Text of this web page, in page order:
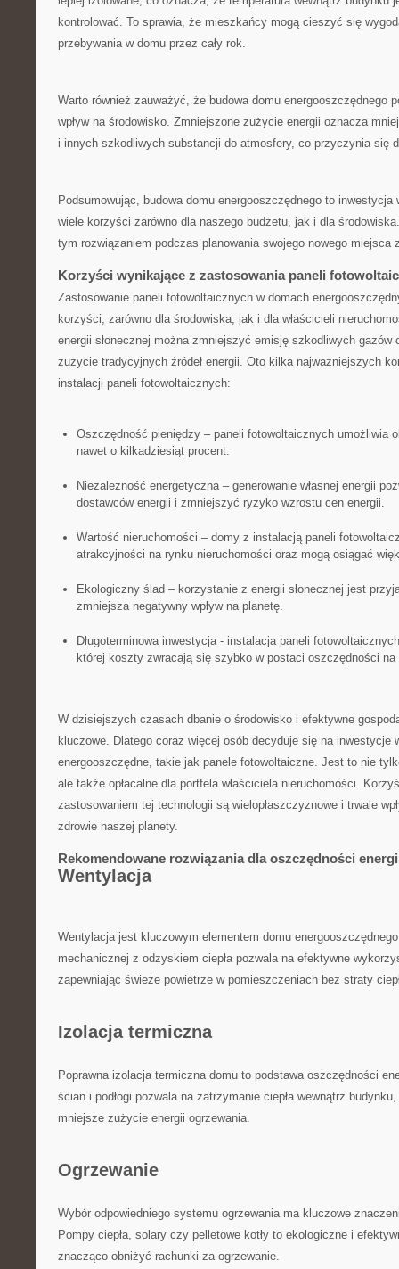
kontrolować. To‌ sprawia, że ⁣mieszkańcy mogą cieszyć się
przebywania w domu przez ⁢cały rok.
Warto również ‍zauważyć,​ że budowa domu energooszczędnego
wpływ na środowisko. Zmniejszone zużycie energii oznacza
i‍ innych szkodliwych substancji do atmosfery, co przyczynia się
Podsumowując, budowa domu energooszczędnego to inwestycja
wiele korzyści zarówno dla‍ naszego budżetu,⁣ jak i dla
tym rozwiązaniem⁤ podczas planowania swojego nowego miejsca
Korzyści wynikające z zastosowania⁣ paneli
Zastosowanie paneli fotowoltaicznych w domach‌
korzyści, zarówno dla‍ środowiska, jak⁤ i dla właścicieli
energii słonecznej można zmniejszyć emisję szkodliwych
zużycie tradycyjnych źródeł energii. Oto kilka najważniejszych
instalacji paneli fotowoltaicznych:
Oszczędność‌ pieniędzy – paneli fotowoltaicznych umożliwia
nawet o kilkadziesiąt procent.
Niezależność energetyczna – ⁢generowanie własnej ⁢energii
dostawców energii i zmniejszyć ryzyko wzrostu cen energii.
Wartość nieruchomości – domy z instalacją paneli
atrakcyjności na rynku nieruchomości oraz mogą osiągać‍
Ekologiczny ślad – korzystanie z ⁤energii słonecznej jest
zmniejsza negatywny wpływ na ⁢planetę.
Długoterminowa inwestycja ⁣- instalacja⁤ paneli
której koszty zwracają się szybko w postaci oszczędności na
W dzisiejszych czasach dbanie o środowisko‍ i efektywne
kluczowe. Dlatego⁣ coraz ⁤więcej ⁢osób decyduje się ‍na inwestycje
energooszczędne, takie jak panele ⁤fotowoltaiczne. Jest to nie
ale także⁢ opłacalne dla portfela właściciela ⁣nieruchomości.
zastosowaniem tej⁣ technologii są wielopłaszczyznowe i trwale
zdrowie ‌naszej planety.
Rekomendowane rozwiązania dla⁢ oszczędności
Wentylacja
Wentylacja jest ⁣kluczowym elementem domu
mechanicznej z odzyskiem ciepła pozwala na efektywne
⁣zapewniając świeże powietrze w pomieszczeniach bez⁤ straty
Izolacja termiczna
Poprawna izolacja termiczna domu to podstawa oszczędności
ścian i podłogi pozwala na⁣ zatrzymanie ciepła wewnątrz
mniejsze zużycie energii⁤ ogrzewania.
Ogrzewanie
Wybór ​odpowiedniego systemu ogrzewania ma⁣ kluczowe
Pompy ⁢ciepła, solary ‌czy​ pelletowe kotły⁤ to‌ ekologiczne i
znacząco obniżyć rachunki⁤ za ogrzewanie.